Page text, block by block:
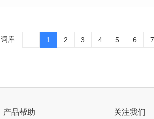
库 1 2 3 4 5 6 7
产品帮助 关注我们